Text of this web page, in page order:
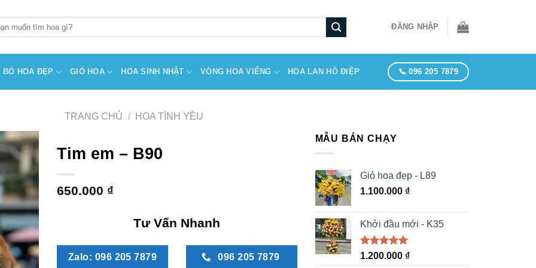
ĐĂNG NHẬP
BÓ HOA ĐẸP GIỎ HOA HOA SINH NHẬT VÒNG HOA VIẾNG HOA LAN HỒ ĐIỆP 📞 096 205 7879
TRANG CHỦ / HOA TÌNH YÊU
Tim em – B90
650.000 ₫
Tư Vấn Nhanh
Zalo: 096 205 7879 096 205 7879
MẪU BÁN CHẠY
Giỏ hoa đẹp - L89
1.100.000 ₫
Khởi đầu mới - K35
Được xếp
1.200.000 ₫